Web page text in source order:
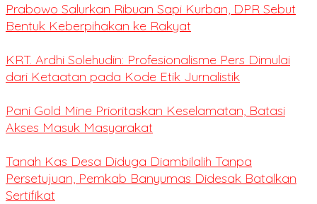
Prabowo Salurkan Ribuan Sapi Kurban, DPR Sebut
Bentuk Keberpihakan ke Rakyat
KRT. Ardhi Solehudin: Profesionalisme Pers Dimulai
dari Ketaatan pada Kode Etik Jurnalistik
Pani Gold Mine Prioritaskan Keselamatan, Batasi
Akses Masuk Masyarakat
Tanah Kas Desa Diduga Diambilalih Tanpa
Persetujuan, Pemkab Banyumas Didesak Batalkan
Sertifikat